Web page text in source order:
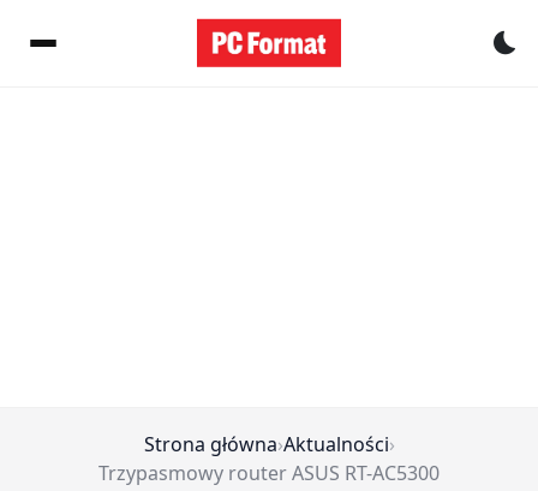
Strona główna›Aktualności›
Trzypasmowy router ASUS RT-AC5300